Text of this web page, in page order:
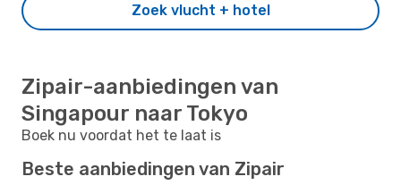
Zoek vlucht + hotel
Zipair-aanbiedingen van
Singapour naar Tokyo
Boek nu voordat het te laat is
Beste aanbiedingen van Zipair